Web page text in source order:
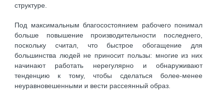
структуре.
Под максимальным благосостоянием рабочего понимал
больше повышение производительности последнего,
поскольку считал, что быстрое обогащение для
большинства людей не приносит пользы: многие из них
начинают работать нерегулярно и обнаруживают
тенденцию к тому, чтобы сделаться более-менее
неуравновешенными и вести рассеянный образ.